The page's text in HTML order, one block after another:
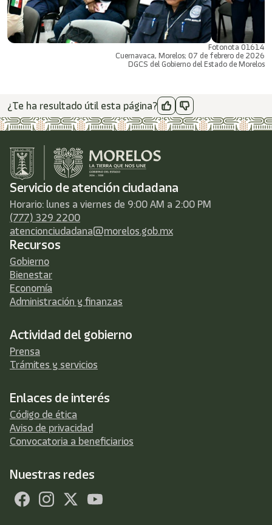
Fotonota 01614
Cuernavaca, Morelos; 07 de febrero de 2026
DGCS del Gobierno del Estado de Morelos
¿Te ha resultado útil esta página?
Servicio de atención ciudadana
Horario: lunes a viernes de 9:00 AM a 2:00 PM
(777) 329 2200
atencionciudadana@morelos.gob.mx
Recursos
Gobierno
Bienestar
Economía
Administración y finanzas
Actividad del gobierno
Prensa
Trámites y servicios
Enlaces de interés
Código de ética
Aviso de privacidad
Convocatoria a beneficiarios
Nuestras redes